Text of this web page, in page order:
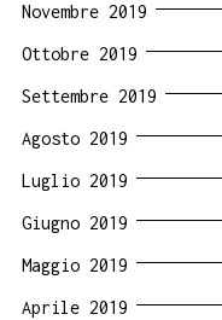
Novembre 2019
Ottobre 2019
Settembre 2019
Agosto 2019
Luglio 2019
Giugno 2019
Maggio 2019
Aprile 2019